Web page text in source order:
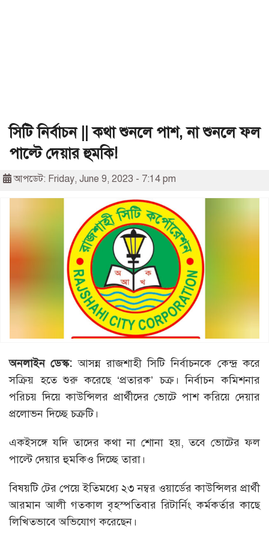
সিটি নির্বাচন || কথা শুনলে পাশ, না শুনলে ফল
পাল্টে দেয়ার হুমকি!
আপডেট: Friday, June 9, 2023 - 7:14 pm
অনলাইন ডেস্ক:আসন্ন রাজশাহী সিটি নির্বাচনকে কেন্দ্র করে
সক্রিয় হতে শুরু করেছে ‘প্রতারক’ চক্র। নির্বাচন কমিশনার
পরিচয় দিয়ে কাউন্সিলর প্রার্থীদের ভোটে পাশ করিয়ে দেয়ার
প্রলোভন দিচ্ছে চক্রটি।
একইসঙ্গে যদি তাদের কথা না শোনা হয়, তবে ভোটের ফল
পাল্টে দেয়ার হুমকিও দিচ্ছে তারা।
বিষয়টি টের পেয়ে ইতিমধ্যে ২৩ নম্বর ওয়ার্ডের কাউন্সিলর প্রার্থী
আরমান আলী গতকাল বৃহস্পতিবার রিটার্নিং কর্মকর্তার কাছে
লিখিতভাবে অভিযোগ করেছেন।